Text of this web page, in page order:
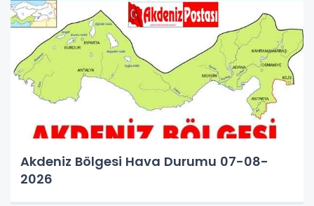
Akdeniz Bölgesi Hava Durumu 07-08-
2026